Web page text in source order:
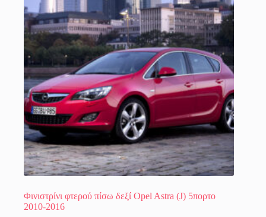
επιλογές
μπορούν
να
επιλεγούν
στη
σελίδα
του
προϊόντος
Φινιστρίνι φτερού πίσω δεξί Opel Astra (J) 5πορτο
2010-2016